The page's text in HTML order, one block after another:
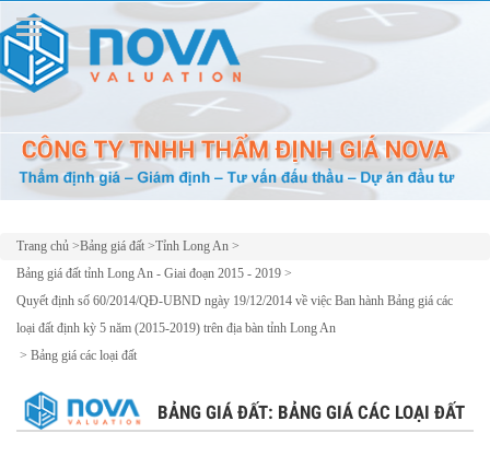
Trang chủ >Bảng giá đất >Tỉnh Long An >
Bảng giá đất tỉnh Long An - Giai đoạn 2015 - 2019 >
Quyết định số 60/2014/QĐ-UBND ngày 19/12/2014 về việc Ban hành Bảng giá các
loại đất định kỳ 5 năm (2015-2019) trên địa bàn tỉnh Long An
> Bảng giá các loại đất
BẢNG GIÁ ĐẤT: BẢNG GIÁ CÁC LOẠI ĐẤT